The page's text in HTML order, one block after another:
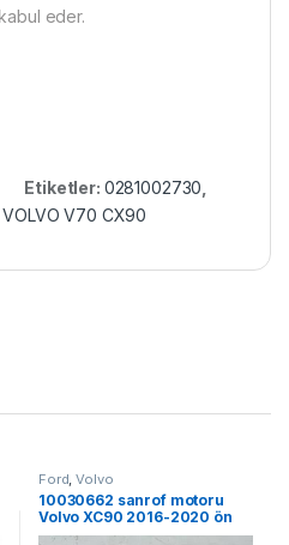
eder.
Etiketler: 0281002730
V70 CX90
Ford ,Volvo
10030662 sanrof motoru
Volvo XC90 2016-2020 ön
arka ORJ Yeni